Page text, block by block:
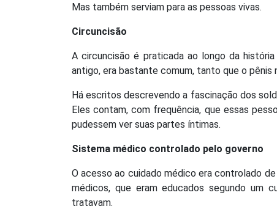
Mas também serviam para as pessoas vivas.
Circuncisão
A circuncisão é praticada ao longo da
antigo, era bastante comum, tanto que o
Há escritos descrevendo a fascinação dos
Eles contam, com frequência, que essas
pudessem ver suas partes íntimas.
Sistema médico controlado pelo governo
O acesso ao cuidado médico era controlado
médicos, que eram educados segundo um
tratavam.